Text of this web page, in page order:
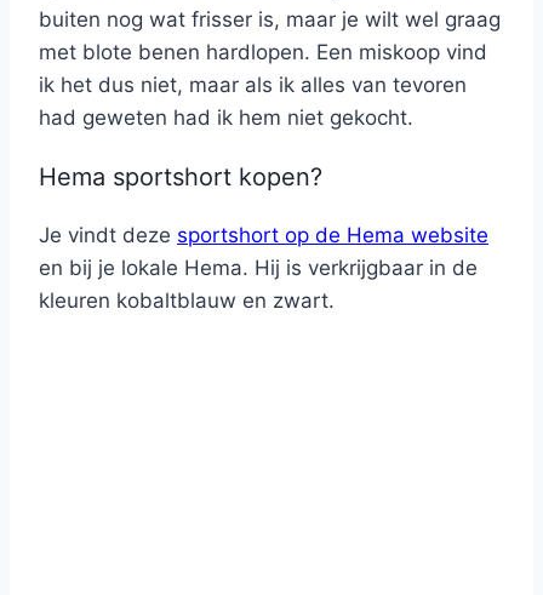
buiten nog wat frisser is, maar je wilt wel graag
met blote benen hardlopen. Een miskoop vind
ik het dus niet, maar als ik alles van tevoren
had geweten had ik hem niet gekocht.
Hema sportshort kopen?
Je vindt deze sportshort op de Hema website
en bij je lokale Hema. Hij is verkrijgbaar in de
kleuren kobaltblauw en zwart.